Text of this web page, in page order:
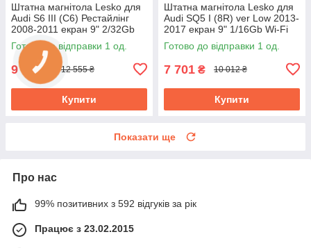
Штатна магнітола Lesko для
Audi S6 III (C6) Рестайлінг
2008-2011 екран 9" 2/32Gb
Wi-Fi GPS Base
Готово до відправки 1 од.
9 657₴ 12 555 ₴
Купити
Штатна магнітола Lesko для
Audi SQ5 I (8R) ver Low 2013-
2017 екран 9" 1/16Gb Wi-Fi
GPS Base
Готово до відправки 1 од.
7 701 ₴ 10 012 ₴
Купити
Показати ще
Про нас
99% позитивних з 592 відгуків за рік
Працює з 23.02.2015